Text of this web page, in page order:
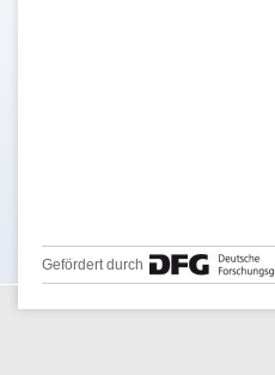
Gefördert durch